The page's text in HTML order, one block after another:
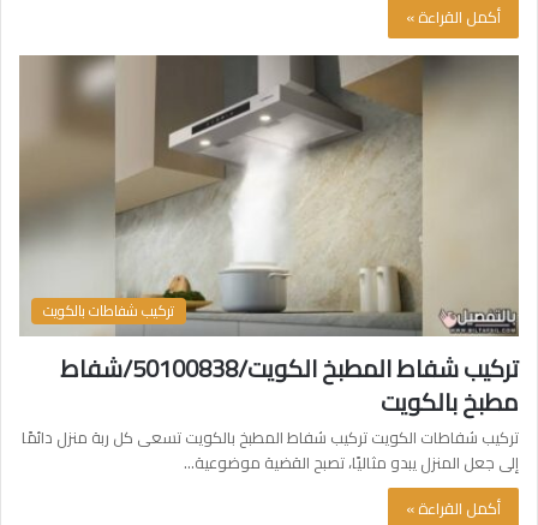
أكمل القراءة »
تركيب شفاطات بالكويت
تركيب شفاط المطبخ الكويت/50100838/شفاط
مطبخ بالكويت
تركيب شفاطات الكويت تركيب شفاط المطبخ بالكويت تسعى كل ربة منزل دائمًا
إلى جعل المنزل يبدو مثاليًا، تصبح القضية موضوعية…
أكمل القراءة »